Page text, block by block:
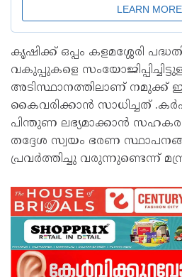
കൃഷിക്ക് ഒപ്പം കളമശ്ശേരി
വകുപ്പുകളെ
അടിസ്ഥാനത്തിലാണ് നമുക്ക്
കൈവരിക്കാൻ സാധിച്ചത്
പിന്തുണ ലഭ്യമാക്കാൻ
തദ്ദേശ സ്വയം ഭരണ
പ്രവർത്തിച്ചു വരുന്നുണ്ടെന്ന്